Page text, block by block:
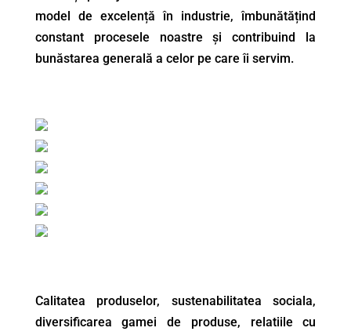
model de excelență în industrie, îmbunătățind
constant procesele noastre și contribuind la
bunăstarea generală a celor pe care îi servim.
Calitatea produselor, sustenabilitatea sociala,
diversificarea gamei de produse, relatiile cu